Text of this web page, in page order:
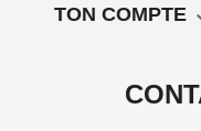
TON COMPTE